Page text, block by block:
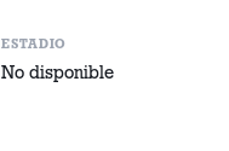
ESTADIO
No disponible